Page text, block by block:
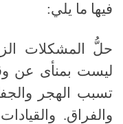
فيها ما يلي:
حلُّ المشكلات
ليست بمنأى عن
تسبب الهجر
والفراق.